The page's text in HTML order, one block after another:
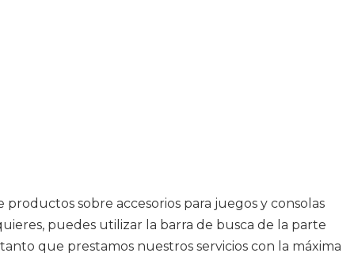
sobre accesorios para juegos y consolas
puedes utilizar la barra de busca de la parte
que prestamos nuestros servicios con la máxima